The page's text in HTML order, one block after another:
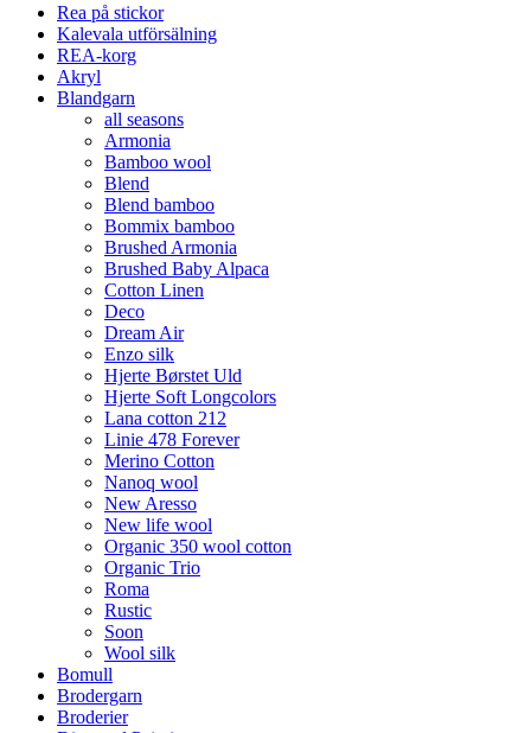
Rea på stickor
Kalevala utförsälning
REA-korg
Akryl
Blandgarn
all seasons
Armonia
Bamboo wool
Blend
Blend bamboo
Bommix bamboo
Brushed Armonia
Brushed Baby Alpaca
Cotton Linen
Deco
Dream Air
Enzo silk
Hjerte Børstet Uld
Hjerte Soft Longcolors
Lana cotton 212
Linie 478 Forever
Merino Cotton
Nanoq wool
New Aresso
New life wool
Organic 350 wool cotton
Organic Trio
Roma
Rustic
Soon
Wool silk
Bomull
Brodergarn
Broderier